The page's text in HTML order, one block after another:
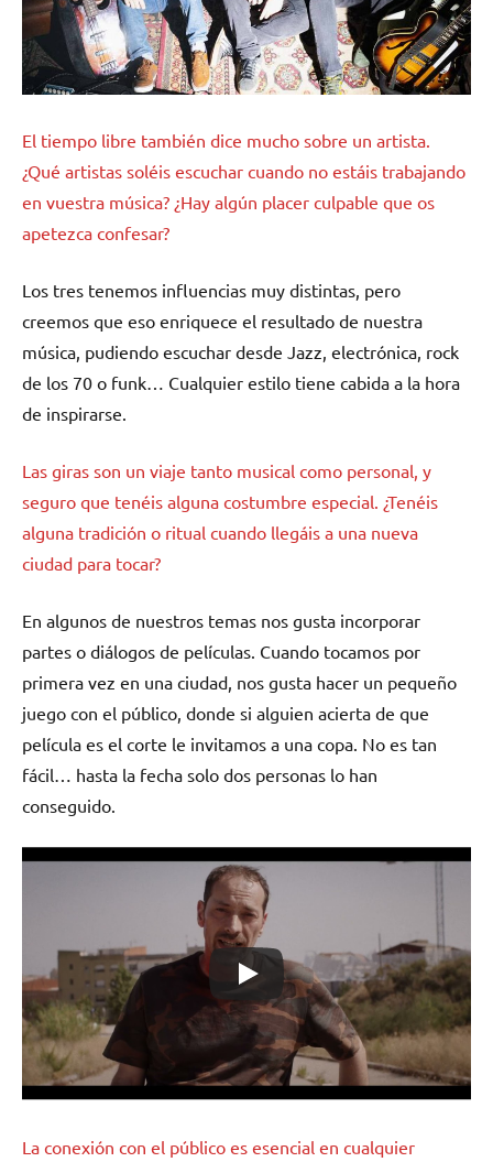
El tiempo libre también dice mucho sobre un artista.
¿Qué artistas soléis escuchar cuando no estáis trabajando
en vuestra música? ¿Hay algún placer culpable que os
apetezca confesar?
Los tres tenemos influencias muy distintas, pero
creemos que eso enriquece el resultado de nuestra
música, pudiendo escuchar desde Jazz, electrónica, rock
de los 70 o funk… Cualquier estilo tiene cabida a la hora
de inspirarse.
Las giras son un viaje tanto musical como personal, y
seguro que tenéis alguna costumbre especial. ¿Tenéis
alguna tradición o ritual cuando llegáis a una nueva
ciudad para tocar?
En algunos de nuestros temas nos gusta incorporar
partes o diálogos de películas. Cuando tocamos por
primera vez en una ciudad, nos gusta hacer un pequeño
juego con el público, donde si alguien acierta de que
película es el corte le invitamos a una copa. No es tan
fácil… hasta la fecha solo dos personas lo han
conseguido.
La conexión con el público es esencial en cualquier